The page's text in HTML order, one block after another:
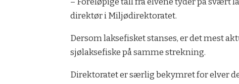
direktør i Miljødirektoratet.
Dersom laksefisket stanses, er det mest
sjølaksefiske på samme strekning.
Direktoratet er særlig bekymret for elver